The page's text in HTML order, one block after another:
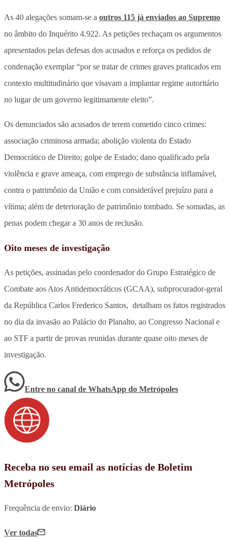
As 40 alegações somam-se a outros 115 já enviados ao Supremo
no âmbito do Inquérito 4.922. As petições rechaçam os argumentos
apresentados pelas defesas dos acusados e reforça os pedidos de
condenação exemplar “por se tratar de crimes graves praticados em
contexto multitudinário que visavam a implantar regime autoritário
no lugar de um governo legitimamente eleito”.
Os denunciados são acusados de terem cometido cinco crimes:
associação criminosa armada; abolição violenta do Estado
Democrático de Direito; golpe de Estado; dano qualificado pela
violência e grave ameaça, com emprego de substância inflamável,
contra o patrimônio da União e com considerável prejuízo para a
vítima; além de deterioração de patrimônio tombado. Se somadas, as
penas podem chegar a 30 anos de reclusão.
Oito meses de investigação
As petições, assinadas pelo coordenador do Grupo Estratégico de
Combate aos Atos Antidemocráticos (GCAA), subprocurador-geral
da República Carlos Frederico Santos, detalham os fatos registrados
no dia da invasão ao Palácio do Planalto, ao Congresso Nacional e
ao STF a partir de provas reunidas durante quase oito meses de
investigação.
Entre no canal de WhatsApp do Metrópoles
Receba no seu email as notícias de Boletim
Metrópoles
Frequência de envio: Diário
Ver todas